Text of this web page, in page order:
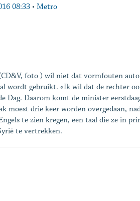
08:33 • Metro
foto ) wil niet dat vormfouten
wordt gebruikt. «Ik wil dat de rechter
Dag. Daarom komt de minister
moest drie keer worden overgedaan,
te zien kregen, een taal die ze in
te vertrekken.